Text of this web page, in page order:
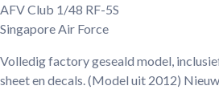
AFV Club 1/48 RF-5S
Singapore Air Force
Volledig factory geseald model,
sheet en decals. (Model uit 2012)